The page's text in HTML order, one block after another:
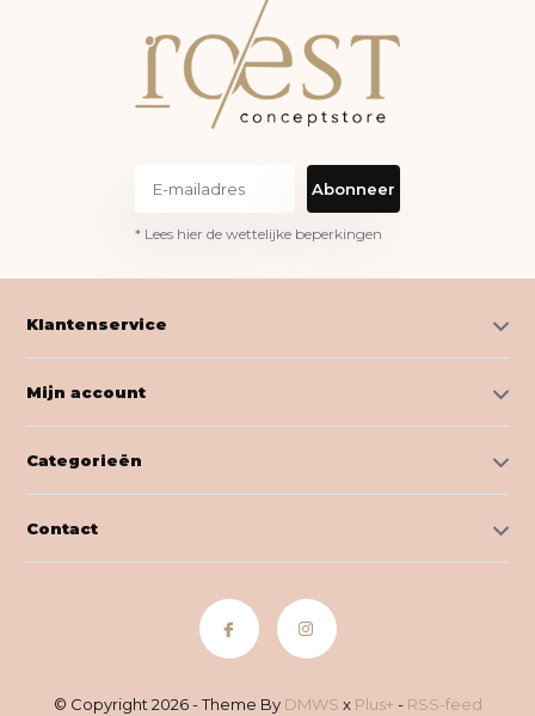
Abonneer
* Lees hier de wettelijke beperkingen
Klantenservice
Mijn account
Categorieën
Contact
© Copyright 2026 - Theme By DMWS x Plus+ - RSS-feed